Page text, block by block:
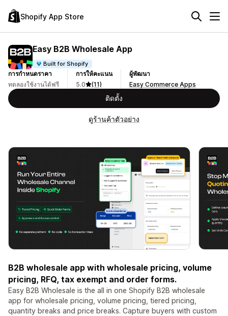
Shopify App Store
Easy B2B Wholesale App
Built for Shopify
การกำหนดราคา
ทดลองใช้งานได้ฟรี
การให้คะแนน
5.0
(11)
ผู้พัฒนา
Easy Commerce Apps
ติดตั้ง
ดูร้านค้าตัวอย่าง
B2B wholesale app with wholesale pricing, volume
pricing, RFQ, tax exempt and order forms.
Easy B2B Wholesale is the all in one Shopify B2B wholesale
app for wholesale pricing, volume pricing, tiered pricing,
quantity breaks and price breaks. Capture buyers with custom